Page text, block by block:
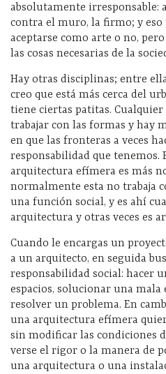
absolutamente irresponsable:
contra el muro, la firmo; y eso
aceptarse como arte o no,
las cosas necesarias de la
Hay otras disciplinas; entre
creo que está más cerca del
tiene ciertas patitas.
trabajar con las formas y hay
en que las fronteras a veces
responsabilidad que tenemos.
arquitectura efímera es más
normalmente esta no trabaja
una función social, y es ahí
arquitectura y otras veces es
Cuando le encargas un
a un arquitecto, en seguida
responsabilidad social: hacer
espacios, solucionar una
resolver un problema. En
una arquitectura efímera
sin modificar las condiciones
verse el rigor o la manera de
una arquitectura o una